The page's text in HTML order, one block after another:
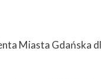
Miasta Gdańska